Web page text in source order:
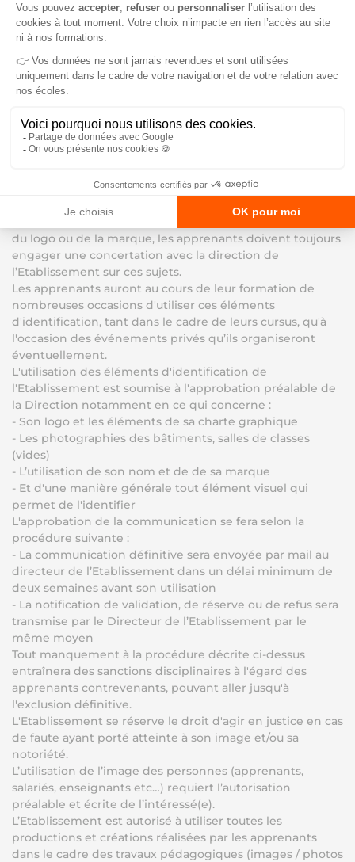
apprenant dont la tenue ou le comportement ne serait
pas convenable de quitter la salle de cours.
Il est rappelé aux apprenants qu’un comportement
correct est également exigé aux abords de
l’établissement.
L’ETABLISSEMENT ET A SA COMMUNICATION (TOUTES
CATEGORIES D’APPRENANTS)
L'image de l’Etablissement est un bien précieux pour la
Pour cette raison, il est demandé aux apprenants la plus
grande prudence dans l'utilisation des éléments
d'identification de l'Etablissement. Avant toute utilisation
du logo ou de la marque, les apprenants doivent toujours
engager une concertation avec la direction de
l’Etablissement sur ces sujets.
Les apprenants auront au cours de leur formation de
nombreuses occasions d'utiliser ces éléments
d'identification, tant dans le cadre de leurs cursus, qu'à
l'occasion des événements privés qu’ils organiseront
éventuellement.
L'utilisation des éléments d'identification de
l'Etablissement est soumise à l'approbation préalable de
la Direction notamment en ce qui concerne :
- Son logo et les éléments de sa charte graphique
- Les photographies des bâtiments, salles de classes
(vides)
- L’utilisation de son nom et de de sa marque
- Et d'une manière générale tout élément visuel qui
permet de l'identifier
L'approbation de la communication se fera selon la
procédure suivante :
- La communication définitive sera envoyée par mail au
directeur de l’Etablissement dans un délai minimum de
deux semaines avant son utilisation
- La notification de validation, de réserve ou de refus sera
transmise par le Directeur de l’Etablissement par le
même moyen
Tout manquement à la procédure décrite ci-dessus
entraînera des sanctions disciplinaires à l'égard des
apprenants contrevenants, pouvant aller jusqu'à
l'exclusion définitive.
L'Etablissement se réserve le droit d'agir en justice en cas
de faute ayant porté atteinte à son image et/ou sa
notoriété.
L’utilisation de l’image des personnes (apprenants,
salariés, enseignants etc…) requiert l’autorisation
préalable et écrite de l’intéressé(e).
L’Etablissement est autorisé à utiliser toutes les
productions et créations réalisées par les apprenants
dans le cadre des travaux pédagogiques (images / photos